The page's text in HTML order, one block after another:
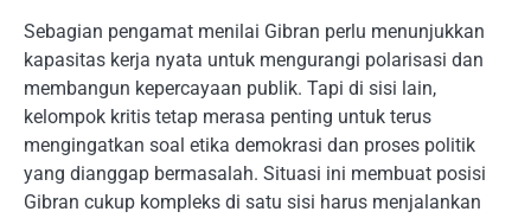
Sebagian pengamat menilai Gibran perlu menunjukkan
kapasitas kerja nyata untuk mengurangi polarisasi dan
membangun kepercayaan publik. Tapi di sisi lain,
kelompok kritis tetap merasa penting untuk terus
mengingatkan soal etika demokrasi dan proses politik
yang dianggap bermasalah. Situasi ini membuat posisi
Gibran cukup kompleks di satu sisi harus menjalankan